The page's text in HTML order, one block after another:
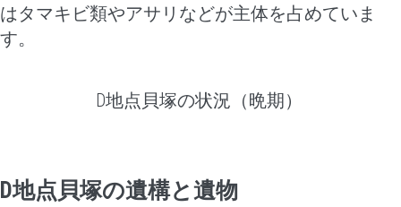
はタマキビ類やアサリなどが主体を占めていま
す。
D地点貝塚の状況（晩期）
D地点貝塚の遺構と遺物